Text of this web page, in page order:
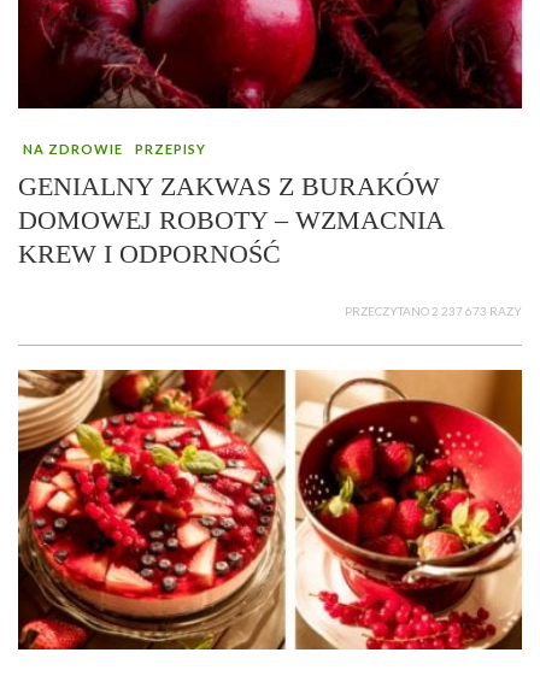
NA ZDROWIE PRZEPISY
GENIALNY ZAKWAS Z BURAKÓW
DOMOWEJ ROBOTY – WZMACNIA
KREW I ODPORNOŚĆ
PRZECZYTANO 2 237 673 RAZY